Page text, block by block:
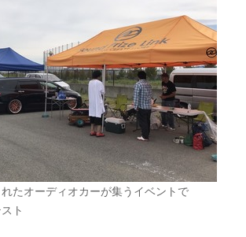
たオーディオカーが集うイベントで
ト